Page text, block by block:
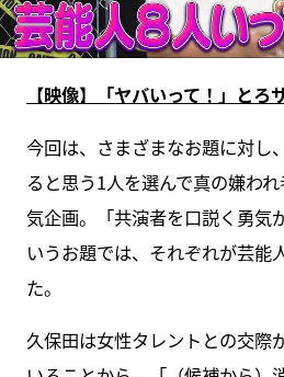
【映像】「ヤバいって！」とろ
今回は、さまざまなお題に対し
ると思う1人を選んで真の嫌わ
気企画。「共演者を口説く勇気
いうお題では、それぞれが芸能
た。
久保田は女性タレントとの交際